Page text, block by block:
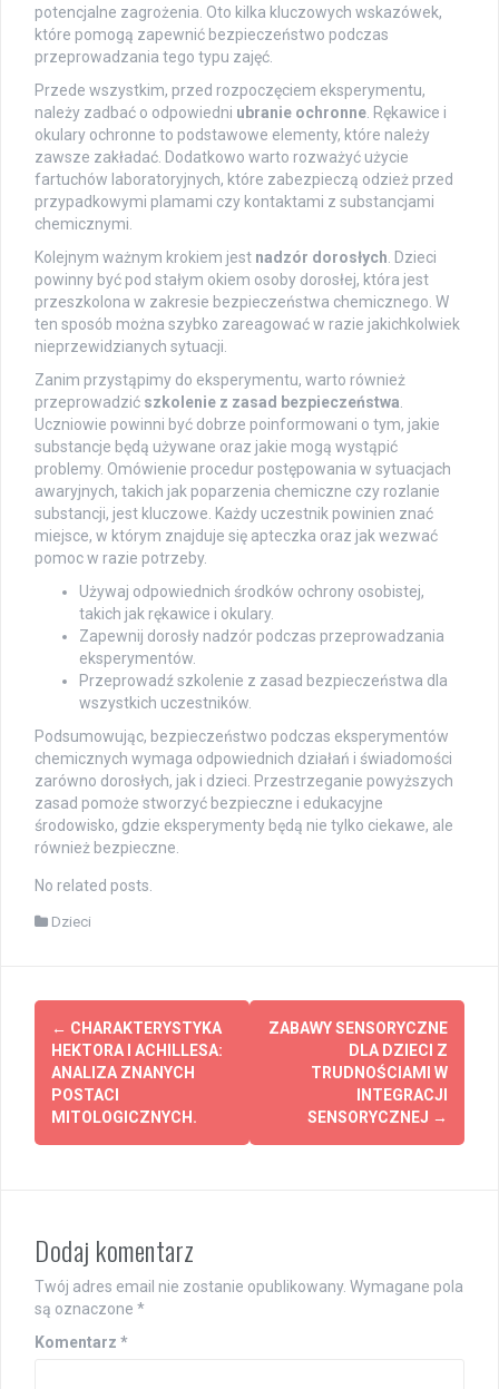
potencjalne zagrożenia. Oto kilka kluczowych wskazówek,
które pomogą zapewnić bezpieczeństwo podczas
przeprowadzania tego typu zajęć.
Przede wszystkim, przed rozpoczęciem eksperymentu,
należy zadbać o odpowiedni ubranie ochronne . Rękawice i
okulary ochronne to podstawowe elementy, które należy
zawsze zakładać. Dodatkowo warto rozważyć użycie
fartuchów laboratoryjnych, które zabezpieczą odzież przed
przypadkowymi plamami czy kontaktami z substancjami
chemicznymi.
Kolejnym ważnym krokiem jest nadzór dorosłych . Dzieci
powinny być pod stałym okiem osoby dorosłej, która jest
przeszkolona w zakresie bezpieczeństwa chemicznego. W
ten sposób można szybko zareagować w razie jakichkolwiek
nieprzewidzianych sytuacji.
Zanim przystąpimy do eksperymentu, warto również
przeprowadzić szkolenie z zasad bezpieczeństwa
Uczniowie powinni być dobrze poinformowani o tym, jakie
substancje będą używane oraz jakie mogą wystąpić
problemy. Omówienie procedur postępowania w sytuacjach
awaryjnych, takich jak poparzenia chemiczne czy rozlanie
substancji, jest kluczowe. Każdy uczestnik powinien znać
miejsce, w którym znajduje się apteczka oraz jak wezwać
pomoc w razie potrzeby.
Używaj odpowiednich środków ochrony osobistej,
takich jak rękawice i okulary.
Zapewnij dorosły nadzór podczas przeprowadzania
eksperymentów.
Przeprowadź szkolenie z zasad bezpieczeństwa dla
wszystkich uczestników.
Podsumowując, bezpieczeństwo podczas eksperymentów
chemicznych wymaga odpowiednich działań i świadomości
zarówno dorosłych, jak i dzieci. Przestrzeganie powyższych
zasad pomoże stworzyć bezpieczne i edukacyjne
środowisko, gdzie eksperymenty będą nie tylko ciekawe, ale
również bezpieczne.
No related posts.
Dzieci
Post
navigation
← CHARAKTERYSTYKA
HEKTORA I ACHILLESA:
ANALIZA ZNANYCH
POSTACI
MITOLOGICZNYCH.
ZABAWY SENSORYCZNE
DLA DZIECI Z
TRUDNOŚCIAMI W
INTEGRACJI
SENSORYCZNEJ →
Dodaj komentarz
Twój adres email nie zostanie opublikowany. Wymagane pola
są oznaczone *
Komentarz *